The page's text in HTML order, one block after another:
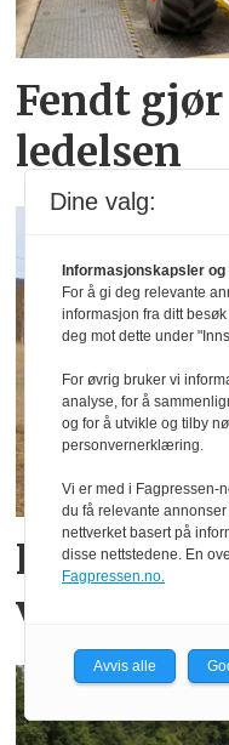
Fendt
ledelsen
Her sår
vekster i
Dine valg:
Informasjonskapsler
For å gi deg relevante
informasjon fra ditt
deg mot dette under
For øvrig bruker vi
analyse, for å
og for å utvikle og tilby
personvernerklæring.
Vi er med i Fagpressen-
du få relevante
nettverket basert på
disse nettstedene. En
Fagpressen.no.
Avvis alle